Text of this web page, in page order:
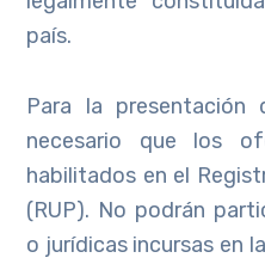
país.
Para la
necesario que los
habilitados en el
(RUP). No podrán
o jurídicas incursas en